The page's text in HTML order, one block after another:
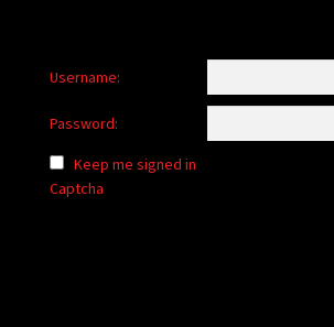
Username:
Password:
Keep me signed in
Captcha